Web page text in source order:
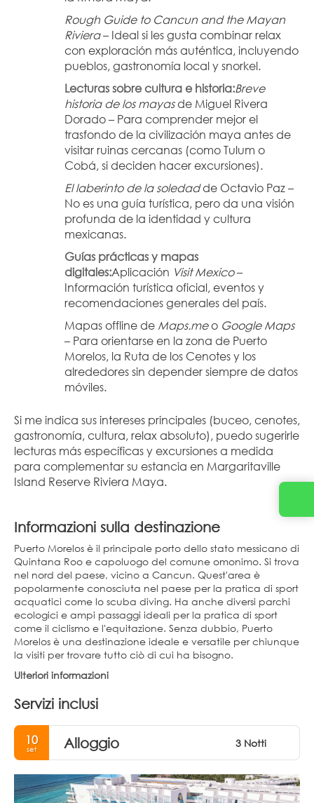
Rough Guide to Cancun and the Mayan
Riviera – Ideal si les gusta combinar relax
con exploración más auténtica, incluyendo
pueblos, gastronomía local y snorkel.
Lecturas sobre cultura e historia:Breve
historia de los mayas de Miguel Rivera
Dorado – Para comprender mejor el
trasfondo de la civilización maya antes de
visitar ruinas cercanas (como Tulum o
Cobá, si deciden hacer excursiones).
El laberinto de la soledad de Octavio Paz –
No es una guía turística, pero da una visión
profunda de la identidad y cultura
mexicanas.
Guías prácticas y mapas
digitales:Aplicación Visit Mexico –
Información turística oficial, eventos y
recomendaciones generales del país.
Mapas offline de Maps.me o Google Maps
– Para orientarse en la zona de Puerto
Morelos, la Ruta de los Cenotes y los
alrededores sin depender siempre de datos
móviles.
Si me indica sus intereses principales (buceo, cenotes,
gastronomía, cultura, relax absoluto), puedo sugerirle
lecturas más específicas y excursiones a medida
para complementar su estancia en Margaritaville
Island Reserve Riviera Maya.
Informazioni sulla destinazione
Puerto Morelos è il principale porto dello stato messicano di
Quintana Roo e capoluogo del comune omonimo. Si trova
nel nord del paese, vicino a Cancun. Quest'area è
popolarmente conosciuta nel paese per la pratica di sport
acquatici come lo scuba diving. Ha anche diversi parchi
ecologici e ampi passaggi ideali per la pratica di sport
come il ciclismo e l'equitazione. Senza dubbio, Puerto
Morelos è una destinazione ideale e versatile per chiunque
la visiti per trovare tutto ciò di cui ha bisogno.
Ulteriori informazioni
Servizi inclusi
10
set Alloggio 3 Notti